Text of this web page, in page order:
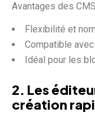
Avantages des
Flexibilité et
Compatible
Idéal pour les
2. Les
création